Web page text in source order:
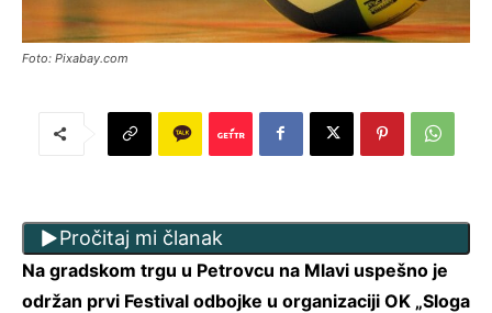
Foto: Pixabay.com
Pročitaj mi članak
Na gradskom trgu u Petrovcu na Mlavi uspešno je
održan prvi Festival odbojke u organizaciji OK „Sloga